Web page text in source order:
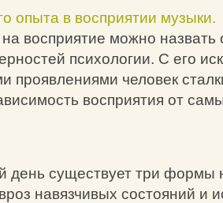
опыта в восприятии музыки.
восприятие можно назвать
психологии. С его
проявлениями человек
восприятия от
день существует три формы
навязчивых состояний и